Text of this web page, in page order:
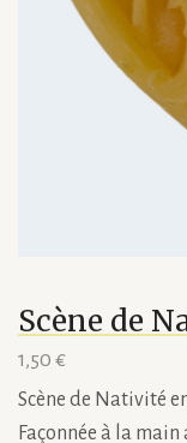
Scène de
1,50 €
Scène de Nativité
Façonnée à la